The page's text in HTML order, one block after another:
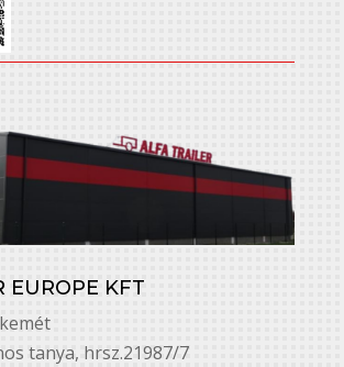
EUROPE KFT
tanya, hrsz.21987/7